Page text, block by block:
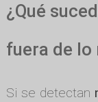
¿Qué
fuera de lo
Si se detectan